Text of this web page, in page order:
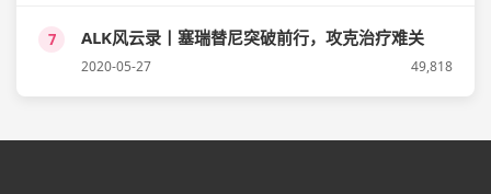
7 ALK风云录丨塞瑞替尼突破前行，攻克治疗难关
2020-05-27 49,818